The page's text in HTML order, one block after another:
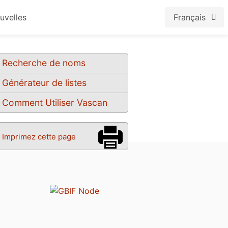
Français
Recherche de noms
Générateur de listes
Comment Utiliser Vascan
Imprimez cette page